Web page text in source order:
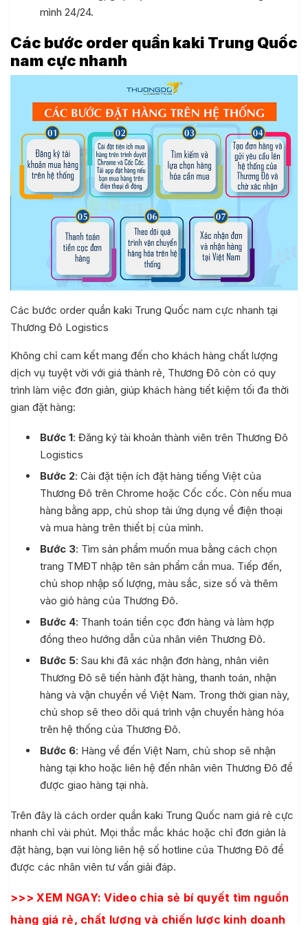
nạp tiền ví Alipay
1688
hàng
mình 24/24.
Các bước order quần kaki Trung Quốc
nam cực nhanh
Các bước order quần kaki Trung Quốc nam cực nhanh tại
Thương Đô Logistics
Không chỉ cam kết mang đến cho khách hàng chất lượng
dịch vụ tuyệt vời với giá thành rẻ, Thương Đô còn có quy
trình làm việc đơn giản, giúp khách hàng tiết kiệm tối đa thời
gian đặt hàng:
Bước 1: Đăng ký tài khoản thành viên trên Thương Đô
Logistics
Bước 2: Cài đặt tiện ích đặt hàng tiếng Việt của
Thương Đô trên Chrome hoặc Cốc cốc. Còn nếu mua
hàng bằng app, chủ shop tải ứng dụng về điện thoại
và mua hàng trên thiết bị của mình.
Bước 3: Tìm sản phẩm muốn mua bằng cách chọn
trang TMĐT nhập tên sản phẩm cần mua. Tiếp đến,
chủ shop nhập số lượng, màu sắc, size số và thêm
vào giỏ hàng của Thương Đô.
Bước 4: Thanh toán tiền cọc đơn hàng và làm hợp
đồng theo hướng dẫn của nhân viên Thương Đô.
Bước 5: Sau khi đã xác nhận đơn hàng, nhân viên
Thương Đô sẽ tiến hành đặt hàng, thanh toán, nhận
hàng và vận chuyển về Việt Nam. Trong thời gian này,
chủ shop sẽ theo dõi quá trình vận chuyển hàng hóa
trên hệ thống của Thương Đô.
Bước 6: Hàng về đến Việt Nam, chủ shop sẽ nhận
hàng tại kho hoặc liên hệ đến nhân viên Thương Đô để
được giao hàng tại nhà.
Trên đây là cách order quần kaki Trung Quốc nam giá rẻ cực
nhanh chỉ vài phút. Mọi thắc mắc khác hoặc chỉ đơn giản là
đặt hàng, bạn vui lòng liên hệ số hotline của Thương Đô để
được các nhân viên tư vấn giải đáp.
>>> XEM NGAY: Video chia sẻ bí quyết tìm nguồn
hàng giá rẻ, chất lượng và chiến lược kinh doanh